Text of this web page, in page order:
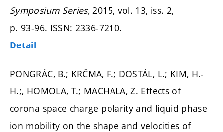
Symposium Series,2015, vol. 13, iss. 2,
p. 93-96. ISSN: 2336-7210.
Detail
PONGRÁC, B.; KRČMA, F.; DOSTÁL, L.; KIM, H.-
H.;, HOMOLA, T.; MACHALA, Z. Effects of
corona space charge polarity and liquid phase
ion mobility on the shape and velocities of